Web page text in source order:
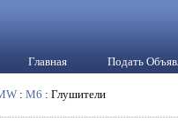
Главная Подать
: M6 : Глушители